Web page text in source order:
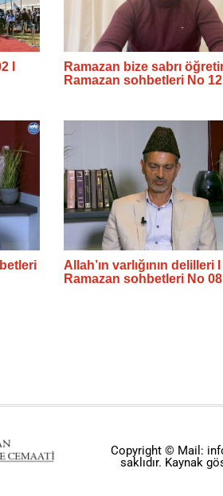
I
Ramazan bize sabrı öğretir
Ramazan sohbetleri No 12
Allah’ın varlığının delilleri I
Ramazan sohbetleri No 08
Copyright © Mail:
saklıdır. Kaynak